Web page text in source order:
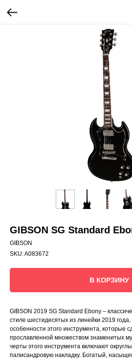
GIBSON SG Standard
GIBSON
SKU:A083672
В КОРЗИНУ
GIBSON 2019 SG Standard Ebony –
стиле шестидесятых из линейки 2019
особенности этого инструмента, которые
прославленной множеством знаменитых
черты этого инструмента включают
палисандровую накладку. Богатый,